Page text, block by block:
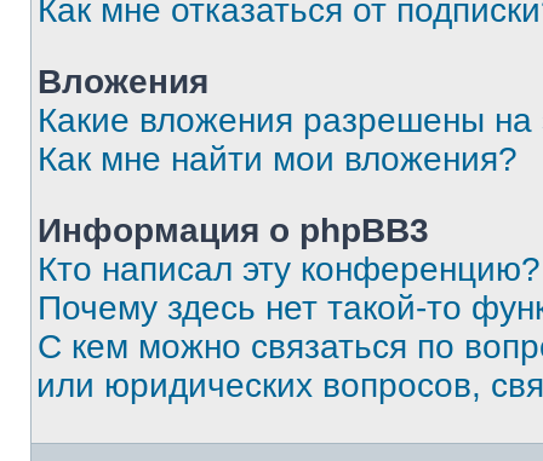
Как мне отказаться от
Вложения
Какие вложения разрешены
Как мне найти мои вложения?
Информация о phpBB3
Кто написал эту конференцию?
Почему здесь нет такой-то
С кем можно связаться по
или юридических вопросов,